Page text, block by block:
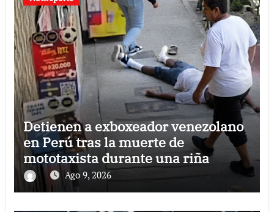
Detienen a exboxeador venezolano
en Perú tras la muerte de
mototaxista durante una riña
Ago 9, 2026